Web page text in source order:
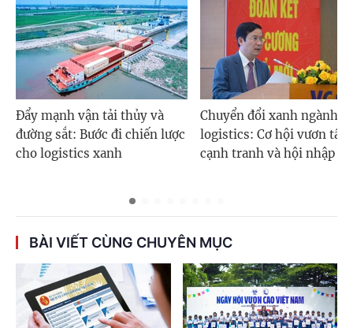
Đẩy mạnh vận tải thủy và
đường sắt: Bước đi chiến lược
cho logistics xanh
Chuyển đổi xanh ngành
logistics: Cơ hội vươn tầm
cạnh tranh và hội nhập
BÀI VIẾT CÙNG CHUYÊN MỤC